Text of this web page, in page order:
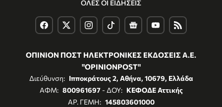
ΟΛΕΣ ΟΙ ΕΙΔΗΣΕΙΣ
ΟΠΙΝΙΟΝ ΠΟΣΤ ΗΛΕΚΤΡΟΝΙΚΕΣ ΕΚΔΟΣΕΙΣ Α.Ε.
"OPINIONPOST"
Διεύθυνση: Ιπποκράτους 2, Αθήνα, 10679, Ελλάδα
ΑΦΜ: 800961697- ΔΟΥ: ΚΕΦΟΔΕ Αττικής
ΑΡ. ΓΕΜΗ: 145803601000